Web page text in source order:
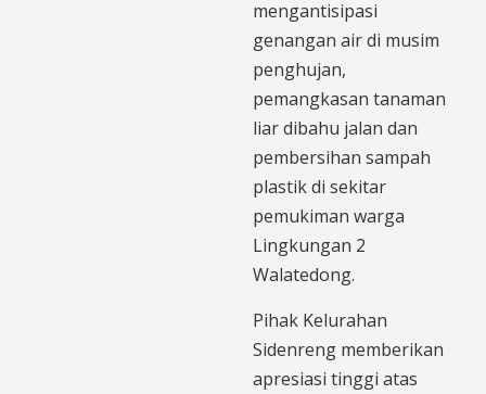
mengantisipasi
genangan air di musim
penghujan,
pemangkasan tanaman
liar dibahu jalan dan
pembersihan sampah
plastik di sekitar
pemukiman warga
Lingkungan 2
Walatedong.
Pihak Kelurahan
Sidenreng memberikan
apresiasi tinggi atas